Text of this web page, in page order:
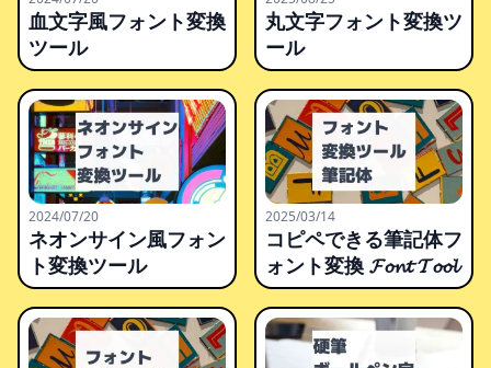
血文字風フォント変換
ツール
丸文字フォント変換ツ
ール
2024/07/20
ネオンサイン風フォン
ト変換ツール
2025/03/14
コピペできる筆記体フ
ォント変換 𝓕𝓸𝓷𝓽 𝓣𝓸𝓸𝓵